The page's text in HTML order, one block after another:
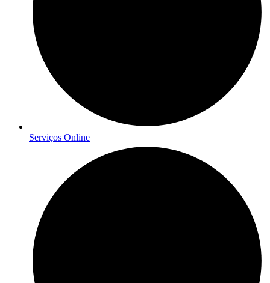
Serviços Online